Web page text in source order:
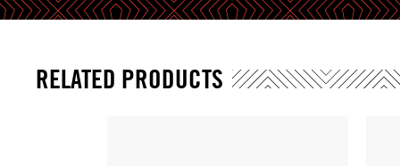
RELATED PRODUCTS